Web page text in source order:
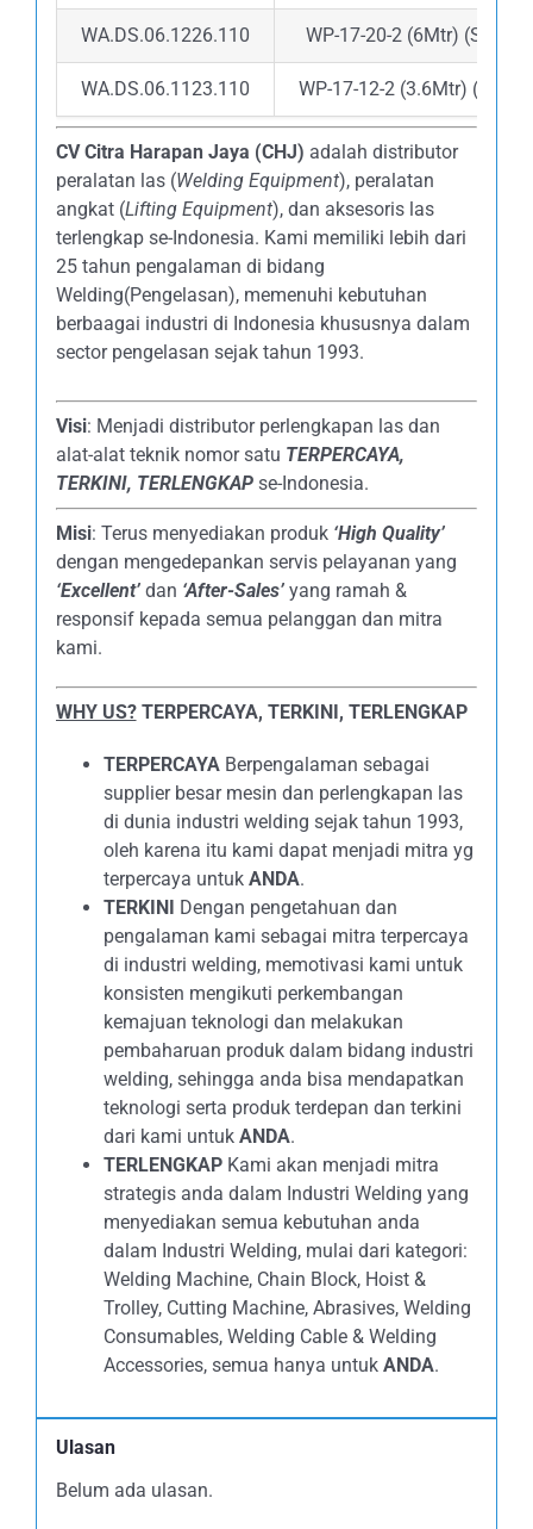
WA.DS.06.1226.110 WP-17-20-2 (6Mtr) (Scun)
WA.DS.06.1123.110 WP-17-12-2 (3.6Mtr) (Scun)
CV Citra Harapan Jaya (CHJ) adalah distributor
peralatan las (Welding Equipment), peralatan
angkat (Lifting Equipment), dan aksesoris las
terlengkap se-Indonesia. Kami memiliki lebih dari
25 tahun pengalaman di bidang
Welding(Pengelasan), memenuhi kebutuhan
berbaagai industri di Indonesia khususnya dalam
sector pengelasan sejak tahun 1993.
Visi: Menjadi distributor perlengkapan las dan
alat-alat teknik nomor satu TERPERCAYA,
TERKINI, TERLENGKAPse-Indonesia.
Misi: Terus menyediakan produk ‘High Quality’
dengan mengedepankan servis pelayanan yang
‘Excellent’dan ‘After-Sales’yang ramah &
responsif kepada semua pelanggan dan mitra
kami.
WHY US? TERPERCAYA, TERKINI, TERLENGKAP
TERPERCAYABerpengalaman sebagai
supplier besar mesin dan perlengkapan las
di dunia industri welding sejak tahun 1993,
oleh karena itu kami dapat menjadi mitra yg
terpercaya untuk ANDA.
TERKINI Dengan pengetahuan dan
pengalaman kami sebagai mitra terpercaya
di industri welding, memotivasi kami untuk
konsisten mengikuti perkembangan
kemajuan teknologi dan melakukan
pembaharuan produk dalam bidang industri
welding, sehingga anda bisa mendapatkan
teknologi serta produk terdepan dan terkini
dari kami untuk ANDA.
TERLENGKAPKami akan menjadi mitra
strategis anda dalam Industri Welding yang
menyediakan semua kebutuhan anda
dalam Industri Welding, mulai dari kategori:
Welding Machine, Chain Block, Hoist &
Trolley, Cutting Machine, Abrasives, Welding
Consumables, Welding Cable & Welding
Accessories, semua hanya untuk ANDA.
Ulasan
Belum ada ulasan.